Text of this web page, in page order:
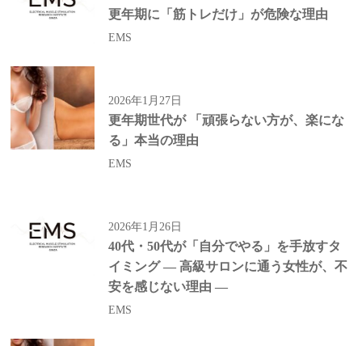
更年期に「筋トレだけ」が危険な理由
EMS
2026年1月27日
更年期世代が 「頑張らない方が、楽にな
る」本当の理由
EMS
2026年1月26日
40代・50代が「自分でやる」を手放すタ
イミング — 高級サロンに通う女性が、不
安を感じない理由 —
EMS